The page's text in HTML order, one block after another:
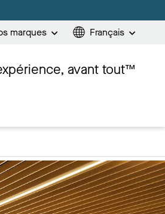
marques Français
avant tout™